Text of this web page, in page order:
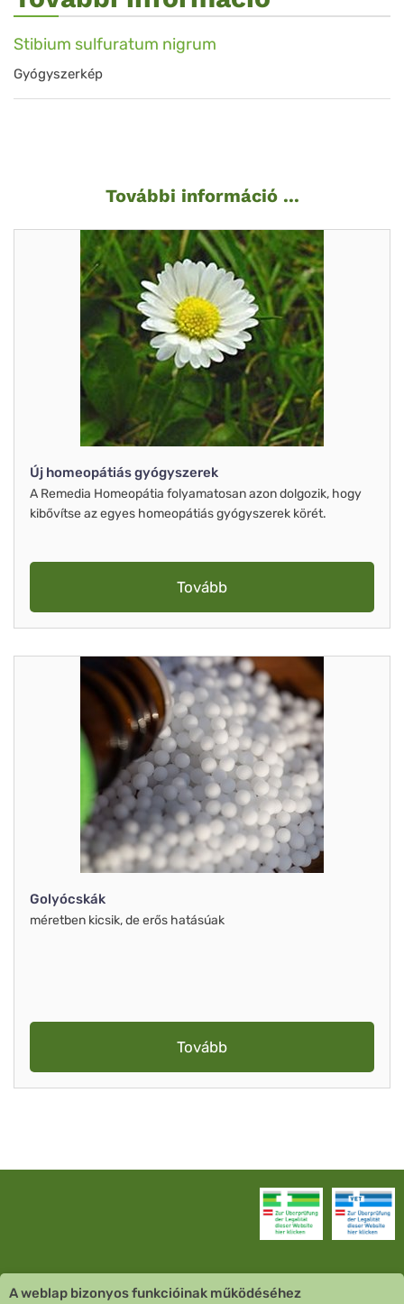
Stibium sulfuratum nigrum
Gyógyszerkép
További információ ...
Új homeopátiás gyógyszerek
A Remedia Homeopátia folyamatosan azon dolgozik, hogy
kibővítse az egyes homeopátiás gyógyszerek körét.
Tovább
Golyócskák
méretben kicsik, de erős hatásúak
Tovább
A weblap bizonyos funkcióinak működéséhez